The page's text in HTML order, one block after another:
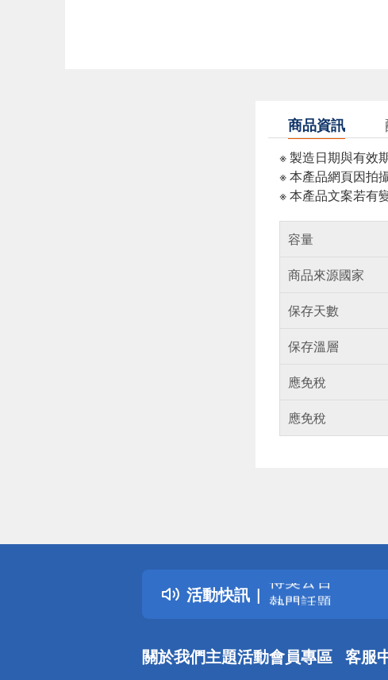
商品資訊
※ 製造日期與有效
※ 本產品網頁因拍
※ 本產品文案若有
容量
商品來源國家
保存天數
保存溫層
應免稅
應免稅
活動快訊
詐騙網頁！請小
得獎公告
熱門話題
銀行優惠
詐騙網頁！請小
關於我們主題活動會員專區 客服